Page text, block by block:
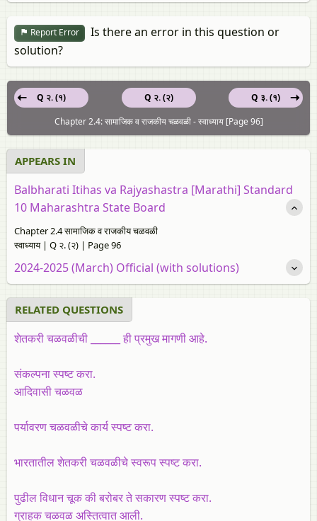
Report Error
Is there an error in this question or
solution?
Q २. (२)
Q २. (१)
Q ३. (१)
Chapter 2.4: सामाजिक व राजकीय चळवळी - स्वाध्याय [Page 96]
APPEARS IN
Balbharati Itihas va Rajyashastra [Marathi] Standard
10 Maharashtra State Board
Chapter 2.4 सामाजिक व राजकीय चळवळी
स्वाध्याय | Q २. (२) | Page 96
2024-2025 (March) Official (with solutions)
RELATED QUESTIONS
शेतकरी चळवळीची ______ ही प्रमुख मागणी आहे.
संकल्‍पना स्‍पष्‍ट करा.
आदिवासी चळवळ
पर्यावरण चळवळीचे कार्य स्पष्ट करा.
भारतातील शेतकरी चळवळीचे स्वरूप स्पष्ट करा.
पुढील विधान चूक की बरोबर ते सकारण स्पष्ट करा.
ग्राहक चळवळ अस्तित्वात आली.